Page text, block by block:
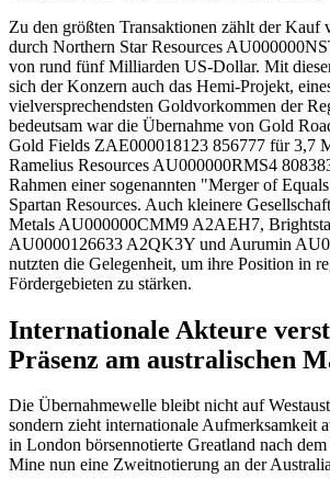
Zu den größten Transaktionen zählt der
durch Northern Star Resources
von rund fünf Milliarden US-Dollar. Mit
sich der Konzern auch das Hemi-Projekt,
vielversprechendsten Goldvorkommen der
bedeutsam war die Übernahme von Gold
Gold Fields ZAE000018123 856777 für 3,7
Ramelius Resources AU000000RMS4
Rahmen einer sogenannten "Merger of
Spartan Resources. Auch kleinere
Metals AU000000CMM9 A2AEH7,
AU0000126633 A2QK3Y und Aurumin
nutzten die Gelegenheit, um ihre Position in
Fördergebieten zu stärken.
Internationale Akteure
Präsenz am australischen
Die Übernahmewelle bleibt nicht auf
sondern zieht internationale Aufmerksamkeit
in London börsennotierte Greatland nach
Mine nun eine Zweitnotierung an der